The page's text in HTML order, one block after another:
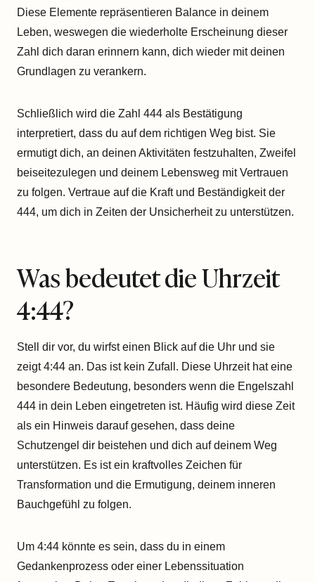
Diese Elemente repräsentieren Balance in deinem
Leben, weswegen die wiederholte Erscheinung dieser
Zahl dich daran erinnern kann, dich wieder mit deinen
Grundlagen zu verankern.
Schließlich wird die Zahl 444 als Bestätigung
interpretiert, dass du auf dem richtigen Weg bist. Sie
ermutigt dich, an deinen Aktivitäten festzuhalten, Zweifel
beiseitezulegen und deinem Lebensweg mit Vertrauen
zu folgen. Vertraue auf die Kraft und Beständigkeit der
444, um dich in Zeiten der Unsicherheit zu unterstützen.
Was bedeutet die Uhrzeit
4:44?
Stell dir vor, du wirfst einen Blick auf die Uhr und sie
zeigt 4:44 an. Das ist kein Zufall. Diese Uhrzeit hat eine
besondere Bedeutung, besonders wenn die Engelszahl
444 in dein Leben eingetreten ist. Häufig wird diese Zeit
als ein Hinweis darauf gesehen, dass deine
Schutzengel dir beistehen und dich auf deinem Weg
unterstützen. Es ist ein kraftvolles Zeichen für
Transformation und die Ermutigung, deinem inneren
Bauchgefühl zu folgen.
Um 4:44 könnte es sein, dass du in einem
Gedankenprozess oder einer Lebenssituation